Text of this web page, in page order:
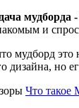
мудборда -
и
это
дизайна, но
Что такое